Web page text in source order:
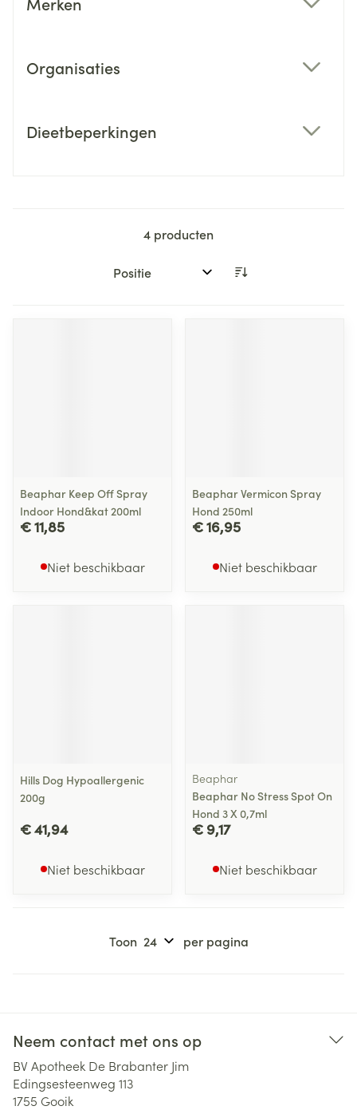
Organisaties
Dieetbeperkingen
4 producten
Sorteer op:
Beaphar Keep Off Spray
Indoor Hond&kat 200ml
€ 11,85
Niet beschikbaar
Beaphar Vermicon Spray
Hond 250ml
€ 16,95
Niet beschikbaar
Hills Dog Hypoallergenic
200g
€ 41,94
Niet beschikbaar
Beaphar
Beaphar No Stress Spot On
Hond 3 X 0,7ml
€ 9,17
Niet beschikbaar
Toon per pagina
Neem contact met ons op
BV Apotheek De Brabanter Jim
Edingsesteenweg 113
1755 Gooik